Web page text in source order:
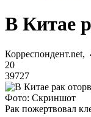
В Китае
20
39727
Фото: Скриншот
Рак пожертвовал